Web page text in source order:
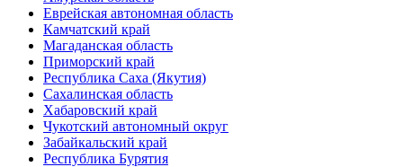
Еврейская автономная область
Камчатский край
Магаданская область
Приморский край
Республика Саха (Якутия)
Сахалинская область
Хабаровский край
Чукотский автономный округ
Забайкальский край
Республика Бурятия